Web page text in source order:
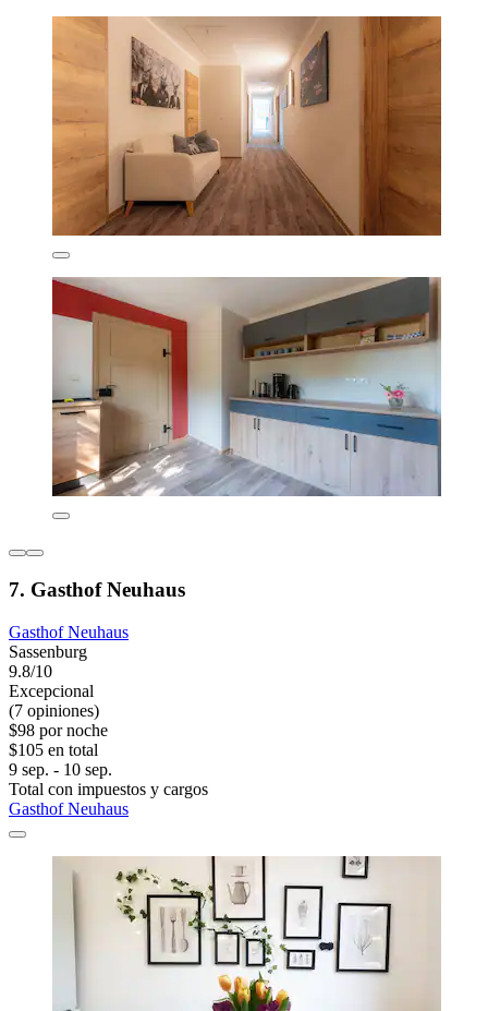
7. Gasthof Neuhaus
Gasthof Neuhaus
Sassenburg
9.8/10
Excepcional
(7 opiniones)
$98 por noche
$105 en total
9 sep. - 10 sep.
Total con impuestos y cargos
Gasthof Neuhaus